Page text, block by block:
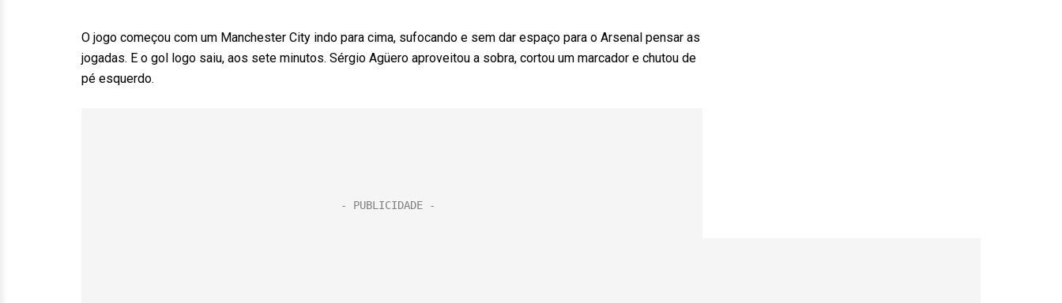
O jogo começou com um Manchester City indo para cima, sufocando e sem dar espaço para o Arsenal pensar as
jogadas. E o gol logo saiu, aos sete minutos. Sérgio Agüero aproveitou a sobra, cortou um marcador e chutou de
pé esquerdo.